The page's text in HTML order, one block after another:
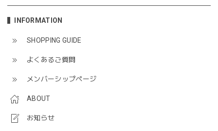
INFORMATION
SHOPPING GUIDE
よくあるご質問
メンバーシップページ
ABOUT
お知らせ